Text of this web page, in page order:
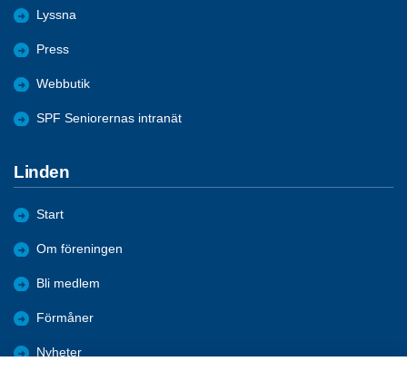
Lyssna
Press
Webbutik
SPF Seniorernas intranät
Linden
Start
Om föreningen
Bli medlem
Förmåner
Nyheter